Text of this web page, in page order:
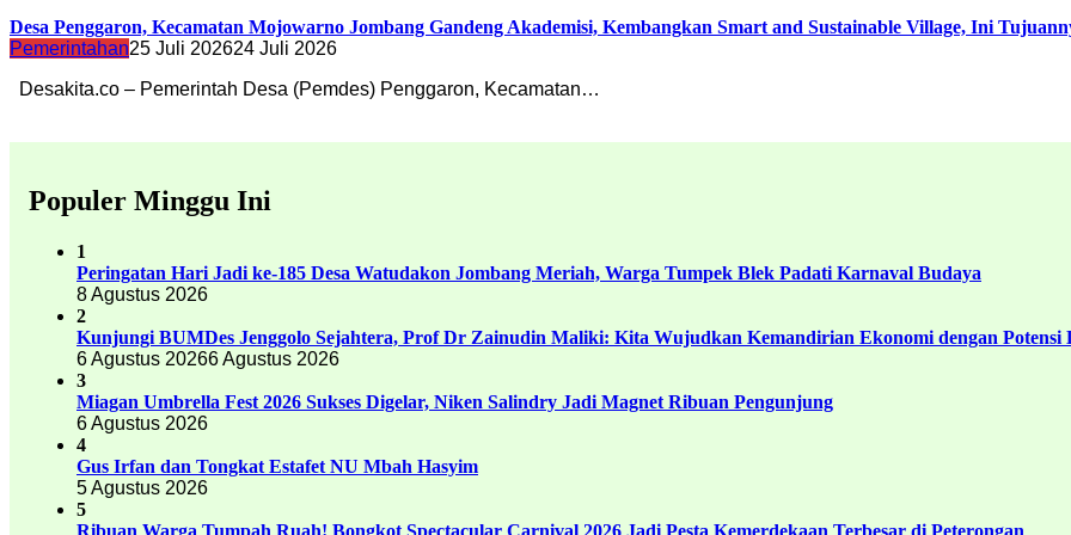
Desa Penggaron, Kecamatan Mojowarno Jombang Gandeng Akademisi, Kembangkan Smart and Sustainable Village, Ini
Pemerintahan25 Juli 202624 Juli 2026
Desakita.co – Pemerintah Desa (Pemdes) Penggaron, Kecamatan…
Populer Minggu Ini
1
Peringatan Hari Jadi ke-185 Desa Watudakon Jombang Meriah, Warga Tumpek Blek Padati Karnaval Budaya
8 Agustus 2026
2
Kunjungi BUMDes Jenggolo Sejahtera, Prof Dr Zainudin Maliki: Kita Wujudkan Kemandirian Ekonomi dengan Potensi
6 Agustus 20266 Agustus 2026
3
Miagan Umbrella Fest 2026 Sukses Digelar, Niken Salindry Jadi Magnet Ribuan Pengunjung
6 Agustus 2026
4
Gus Irfan dan Tongkat Estafet NU Mbah Hasyim
5 Agustus 2026
5
Ribuan Warga Tumpah Ruah! Bongkot Spectacular Carnival 2026 Jadi Pesta Kemerdekaan Terbesar di Peterongan